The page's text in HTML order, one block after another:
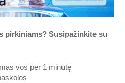
pirkiniams? Susipažinkite su
vos per 1 minutę